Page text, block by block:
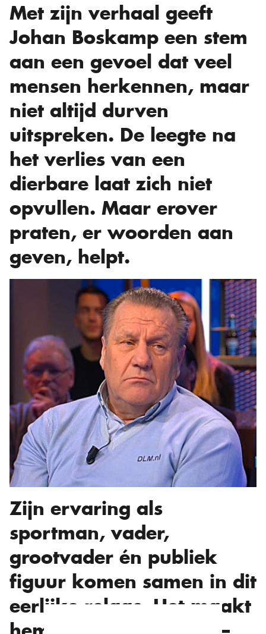
Met zijn verhaal geeft
Johan Boskamp een stem
aan een gevoel dat veel
mensen herkennen, maar
niet altijd durven
uitspreken. De leegte na
het verlies van een
dierbare laat zich niet
opvullen. Maar erover
praten, er woorden aan
geven, helpt.
Zijn ervaring als
sportman, vader,
grootvader én publiek
figuur komen samen in dit
eerlijke relaas. Het maakt